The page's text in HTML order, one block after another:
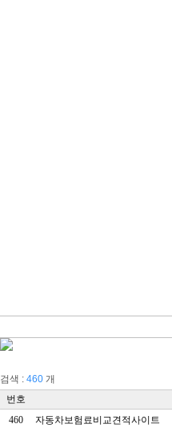
검색 : 460 개
번호
460
자동차보험료비교견적사이트